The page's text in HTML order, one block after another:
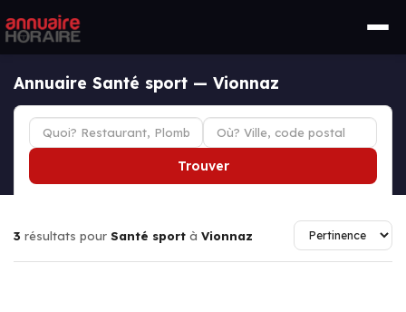
Annuaire Santé sport — Vionnaz
Trouver
3 résultats pour Santé sport à Vionnaz